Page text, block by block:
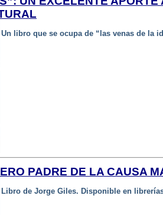
Un libro que se ocupa de “las venas de la
PADRE DE LA CAUSA
Libro de Jorge Giles. Disponible en